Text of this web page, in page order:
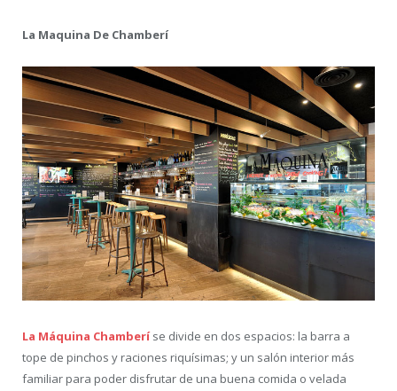
La Maquina De Chamberí
La Máquina Chamberíse divide en dos espacios: la barra a
tope de pinchos y raciones riquísimas; y un salón interior más
familiar para poder disfrutar de una buena comida o velada